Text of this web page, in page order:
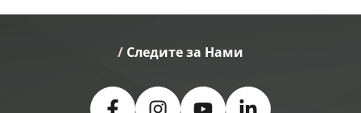
/ Следите за Нами